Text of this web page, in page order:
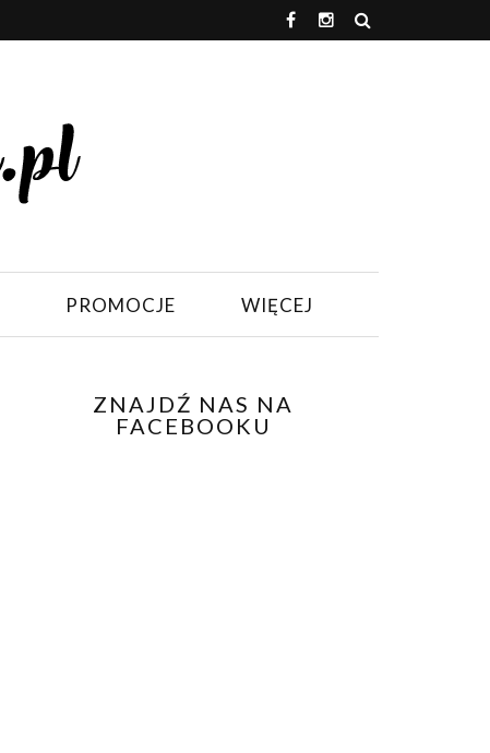
PROMOCJE WIĘCEJ
ZNAJDŹ NAS NA
FACEBOOKU